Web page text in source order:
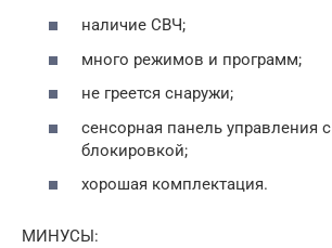
наличие СВЧ;
много режимов и программ;
не греется снаружи;
сенсорная панель управления
блокировкой;
хорошая комплектация.
МИНУСЫ: